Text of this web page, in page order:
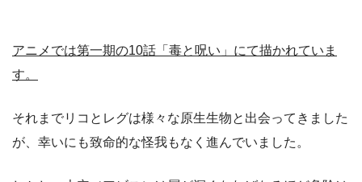
アニメでは第一期の10話「毒と呪い」にて描かれていま
す。
それまでリコとレグは様々な原生生物と出会ってきました
が、幸いにも致命的な怪我もなく進んでいました。